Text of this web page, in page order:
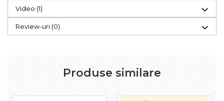
Video (1)
Review-uri (0)
Produse similare